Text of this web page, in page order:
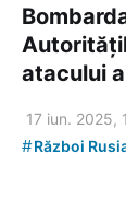
atacului
17 iun. 2025,
#Război